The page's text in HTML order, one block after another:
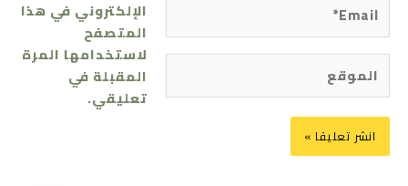
الموقع
الإلكتروني في هذا
المتصفح
لاستخدامها المرة
المقبلة في
تعليقي.